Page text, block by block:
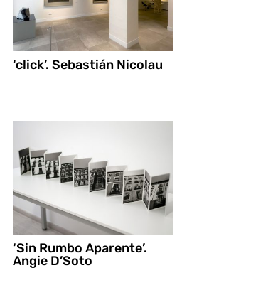
‘click’. Sebastián Nicolau
‘Sin Rumbo Aparente’.
Angie D’Soto